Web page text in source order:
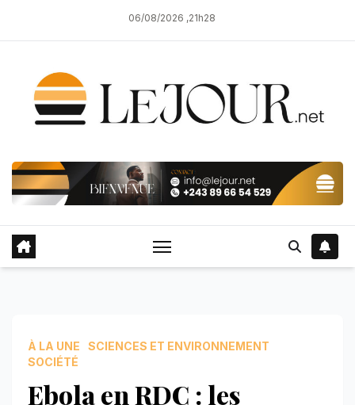
06/08/2026 ,21h28
À LA UNE
SCIENCES ET ENVIRONNEMENT
SOCIÉTÉ
Ebola en RDC : les